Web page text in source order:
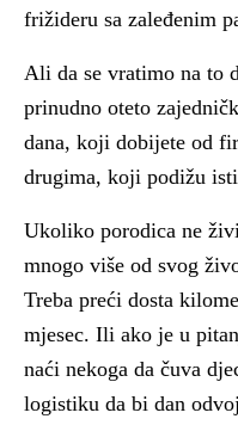
frižideru sa zaleđenim
Ali da se vratimo na to
prinudno oteto
dana, koji dobijete od
drugima, koji podižu
Ukoliko porodica ne
mnogo više od svog
Treba preći dosta
mjesec. Ili ako je u
naći nekoga da čuva
logistiku da bi dan